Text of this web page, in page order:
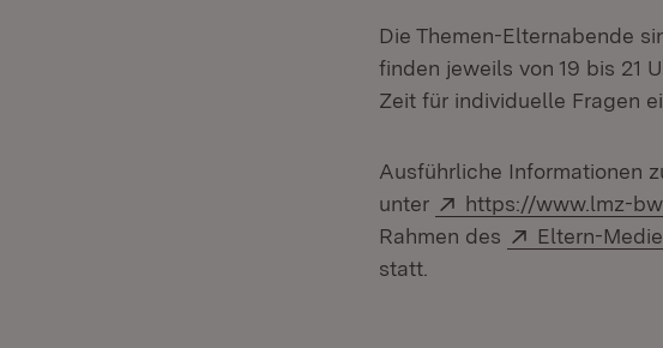
Die Themen-Elternabende
finden jeweils von 19 bis 21
Zeit für individuelle Fragen
Ausführliche Informationen
unter
Extern:
https://www.lmz-
Rahmen des
Extern:
Eltern-
statt.